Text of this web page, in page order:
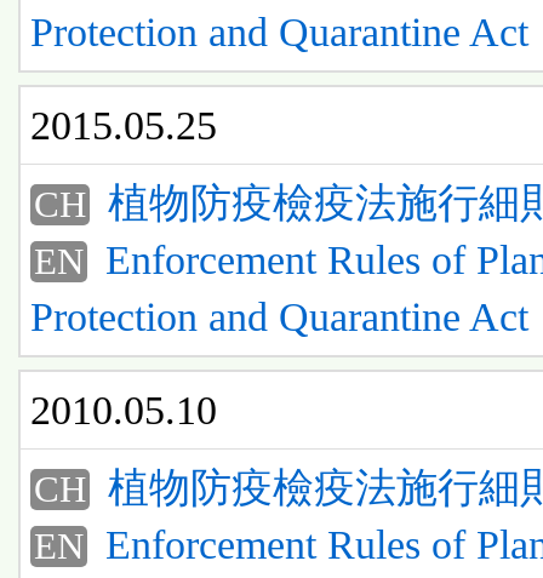
Protection and Quarantine Act
2015.05.25
CH 植物防疫檢疫法施行細
EN Enforcement Rules of
Protection and Quarantine Act
2010.05.10
CH 植物防疫檢疫法施行細
EN Enforcement Rules of